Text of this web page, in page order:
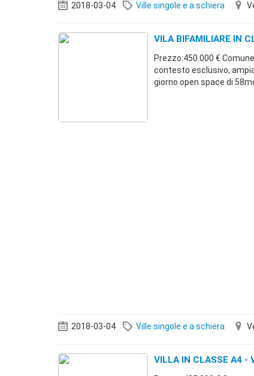
2018-03-04 Ville singole e a schiera
VILA BIFAMILIARE IN
Prezzo:450.000 €
contesto esclusivo,
giorno open space di
2018-03-04 Ville singole e a schiera
VILLA IN CLASSE A4 -